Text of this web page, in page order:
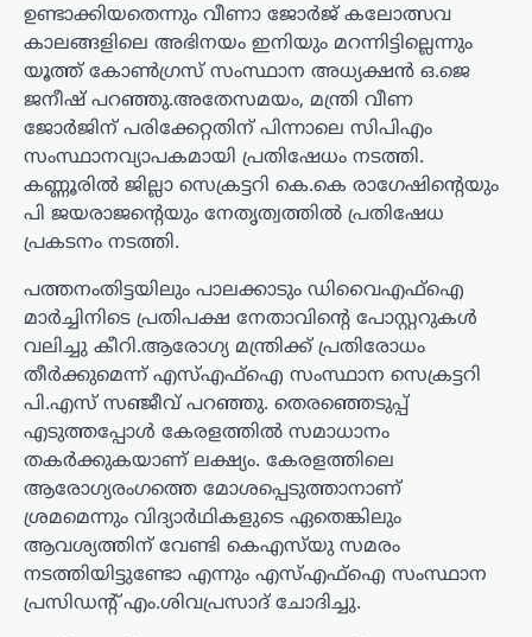
ഉണ്ടാക്കിയതെന്നും വീണാ ജോർജ് കലോത്സവ
കാലങ്ങളിലെ അഭിനയം ഇനിയും മറന്നിട്ടില്ലെന്നും
യൂത്ത് കോൺഗ്രസ് സംസ്ഥാന അധ്യക്ഷൻ ഒ.ജെ
ജനീഷ് പറഞ്ഞു.അതേസമയം, മന്ത്രി വീണ
ജോർജിന് പരിക്കേറ്റതിന് പിന്നാലെ സിപിഎം
സംസ്ഥാനവ്യാപകമായി പ്രതിഷേധം നടത്തി.
കണ്ണൂരിൽ ജില്ലാ സെക്രട്ടറി കെ.കെ രാഗേഷിന്റെയും
പി ജയരാജന്റെയും നേതൃത്വത്തിൽ പ്രതിഷേധ
പ്രകടനം നടത്തി.
പത്തനംതിട്ടയിലും പാലക്കാടും ഡിവൈഎഫ്ഐ
മാർച്ചിനിടെ പ്രതിപക്ഷ നേതാവിന്റെ പോസ്റ്ററുകൾ
വലിച്ചു കീറി.ആരോഗ്യ മന്ത്രിക്ക് പ്രതിരോധം
തീർക്കുമെന്ന് എസ്‍എഫ്ഐ സംസ്ഥാന സെക്രട്ടറി
പി.എസ് സഞ്ജീവ് പറഞ്ഞു. തെരഞ്ഞെടുപ്പ്
എടുത്തപ്പോൾ കേരളത്തിൽ സമാധാനം
തകർക്കുകയാണ് ലക്ഷ്യം. കേരളത്തിലെ
ആരോഗ്യരംഗത്തെ മോശപ്പെടുത്താനാണ്
ശ്രമമെന്നും വിദ്യാർഥികളുടെ ഏതെങ്കിലും
ആവശ്യത്തിന് വേണ്ടി കെഎസ്‌യു സമരം
നടത്തിയിട്ടുണ്ടോ എന്നും എസ്എഫ്ഐ സംസ്ഥാന
പ്രസിഡന്റ് എം.ശിവപ്രസാദ് ചോദിച്ചു.